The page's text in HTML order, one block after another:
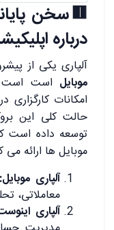
🟥سخن
درباره
آلپاری یکی از
موبایل است است
امکانات کارگزاری
حالت کلی این
توسعه داده است
موبایل ها ارائه می
آلپاری موبایل:
معاملاتی،
آلپاری